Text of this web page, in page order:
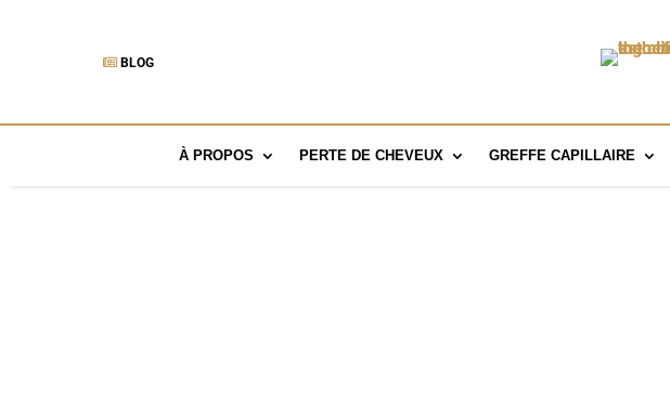
BLOG
À PROPOS PERTE DE CHEVEUX GREFFE CAPILLAIRE